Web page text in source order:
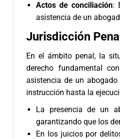
Actos de conciliación:
asistencia de un
Jurisdicción
En el ámbito penal, la
derecho fundamental
asistencia de un
instrucción hasta la
La presencia de un
garantizando que los
En los juicios por